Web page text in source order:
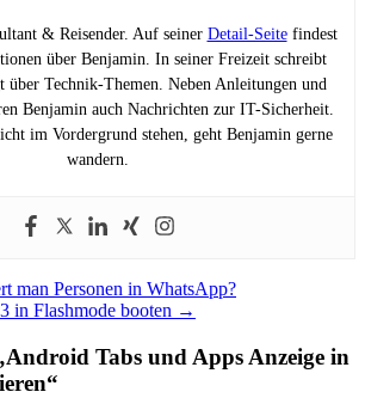
& Reisender. Auf seiner Detail-Seitefindest
über Benjamin. In seiner Freizeit schreibt
über Technik-Themen. Neben Anleitungen und
Benjamin auch Nachrichten zur IT-Sicherheit.
im Vordergrund stehen, geht Benjamin gerne
wandern.
man Personen in WhatsApp?
in Flashmode booten →
Android Tabs und Apps Anzeige in
“